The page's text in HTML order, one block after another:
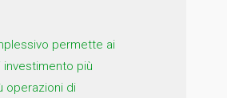
permette ai
più
operazioni di